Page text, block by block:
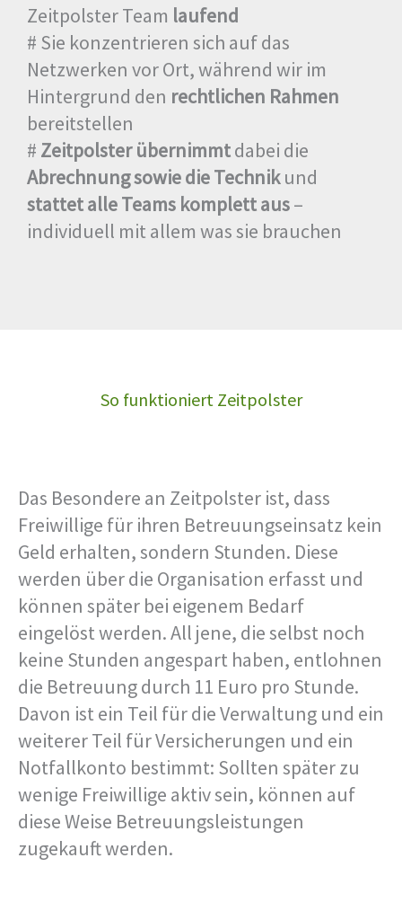
Zeitpolster Team laufend
# Sie konzentrieren sich auf das
Netzwerken vor Ort, während wir im
Hintergrund den rechtlichen Rahmen
bereitstellen
# Zeitpolster übernimmtdabei die
Abrechnung sowie die Technikund
stattet alle Teams komplett aus–
individuell mit allem was sie brauchen
So funktioniert Zeitpolster
Das Besondere an Zeitpolster ist, dass
Freiwillige für ihren Betreuungseinsatz kein
Geld erhalten, sondern Stunden. Diese
werden über die Organisation erfasst und
können später bei eigenem Bedarf
eingelöst werden. All jene, die selbst noch
keine Stunden angespart haben, entlohnen
die Betreuung durch 11 Euro pro Stunde.
Davon ist ein Teil für die Verwaltung und ein
weiterer Teil für Versicherungen und ein
Notfallkonto bestimmt: Sollten später zu
wenige Freiwillige aktiv sein, können auf
diese Weise Betreuungsleistungen
zugekauft werden.